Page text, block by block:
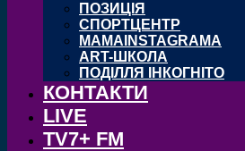
ПОЗИЦІЯ
СПОРТЦЕНТР
MAMAINSTAGRAMA
ART-ШКОЛА
ПОДІЛЛЯ ІНКОГНІТО
КОНТАКТИ
LIVE
TV7+ FM